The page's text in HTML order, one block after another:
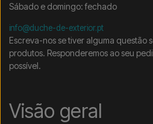
Sábado e domingo: fechado
info@duche-de-exterior.pt
Escreva-nos se tiver alguma questão
produtos. Responderemos ao seu
possível.
Visão geral